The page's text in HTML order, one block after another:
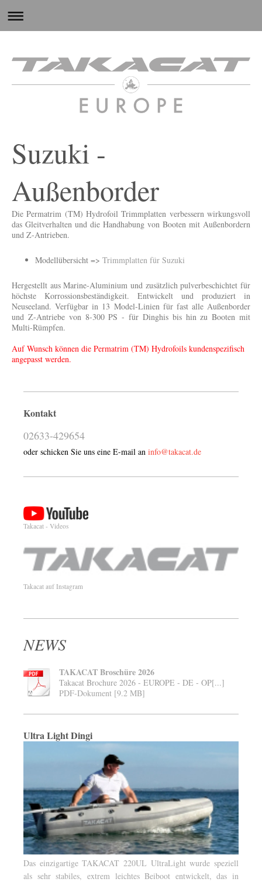
Suzuki -
Außenborder
Die Permatrim (TM) Hydrofoil Trimmplatten verbessern wirkungsvoll
das Gleitverhalten und die Handhabung von Booten mit Außenbordern
und Z-Antrieben.
Modellübersicht => Trimmplatten für Suzuki
Hergestellt aus Marine-Aluminium und zusätzlich pulverbeschichtet für
höchste Korrossionsbeständigkeit. Entwickelt und produziert in
Neuseeland. Verfügbar in 13 Model-Linien für fast alle Außenborder
und Z-Antriebe von 8-300 PS - für Dinghis bis hin zu Booten mit
Multi-Rümpfen.
Auf Wunsch können die Permatrim (TM) Hydrofoils kundenspezifisch
angepasst werden.
Kontakt
02633-429654
oder schicken Sie uns eine E-mail an info@takacat.de
Takacat - Videos
Takacat auf Instagram
NEWS
TAKACAT Broschüre 2026
Takacat Brochure 2026 - EUROPE - DE - OP[...]
PDF-Dokument [9.2 MB]
Ultra Light Dingi
Das einzigartige TAKACAT 220UL UltraLight wurde speziell
als sehr stabiles, extrem leichtes Beiboot entwickelt, das in